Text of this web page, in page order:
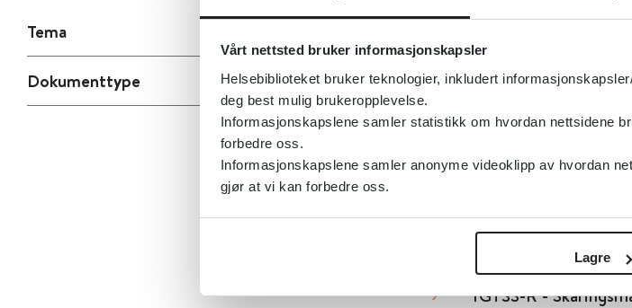
Vårt nettsted bruker informasjonskapsler
Helsebiblioteket bruker teknologier, inkludert
deg best mulig brukeropplevelse.
Informasjonskapslene samler statistikk om hvordan nettsidene
forbedre oss.
Informasjonskapslene samler anonyme videoklipp av hvordan
gjør at vi kan forbedre oss.
Lagre
Tema
Dokumenttype
Cochrane Library
YGTSS-R - Yale
Detaljer
YGTSS-R -